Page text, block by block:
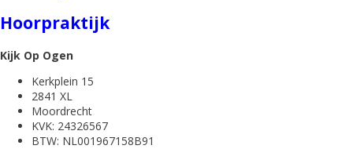
Hoorpraktijk
Kijk Op Ogen
Kerkplein 15
2841 XL
Moordrecht
KVK: 24326567
BTW: NL001967158B91